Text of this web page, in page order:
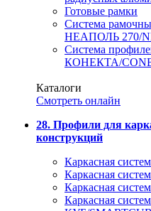
Готовые рамки
Система
НЕАПОЛЬ 270/
Система
КОНЕКТА/
Каталоги
Смотреть онлайн
28. Профили для
конструкций
Каркасная
Каркасная
Каркасная
Каркасная